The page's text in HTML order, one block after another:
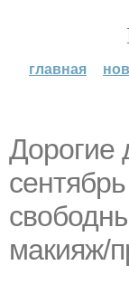
главная
Дорогие
макияж/